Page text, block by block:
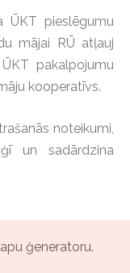
pieslēgumu
mājai RŪ atļauj
pakalpojumu
kooperatīvs.
noteikumi,
un sadārdzina
ģeneratoru.